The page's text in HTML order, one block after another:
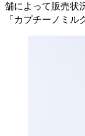
舗によって販売状
「カプチーノミル